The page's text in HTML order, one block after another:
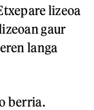
lizeoa
gaur
langa
berria.